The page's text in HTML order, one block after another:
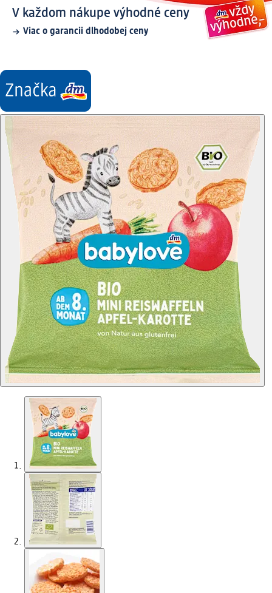
V každom nákupe výhodné ceny
Viac o garancii dlhodobej ceny